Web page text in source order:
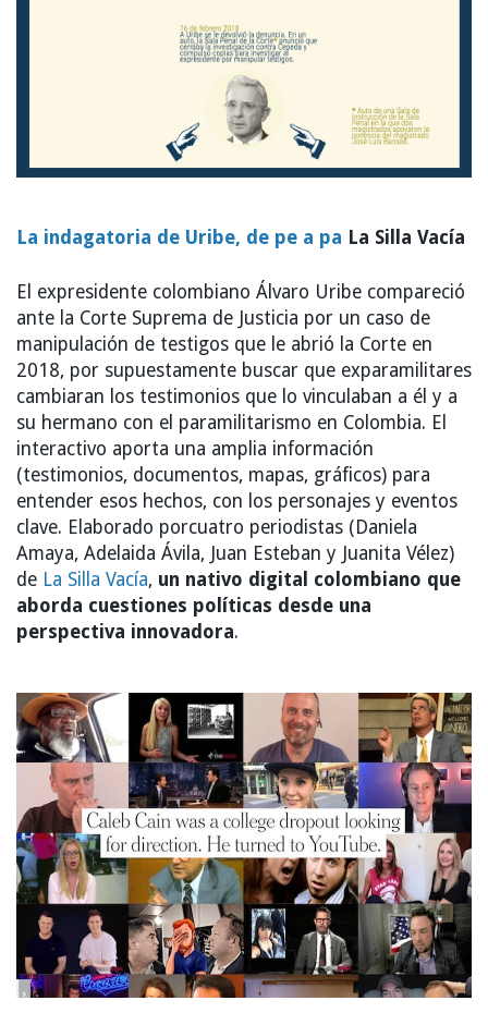
La indagatoria de Uribe, de pe a pa La Silla Vacía
El expresidente colombiano Álvaro Uribe compareció
ante la Corte Suprema de Justicia por un caso de
manipulación de testigos que le abrió la Corte en
2018, por supuestamente buscar que exparamilitares
cambiaran los testimonios que lo vinculaban a él y a
su hermano con el paramilitarismo en Colombia. El
interactivo aporta una amplia información
(testimonios, documentos, mapas, gráficos) para
entender esos hechos, con los personajes y eventos
clave. Elaborado porcuatro periodistas (Daniela
Amaya, Adelaida Ávila, Juan Esteban y Juanita Vélez)
de La Silla Vacía, un nativo digital colombiano que
aborda cuestiones políticas desde una
perspectiva innovadora.